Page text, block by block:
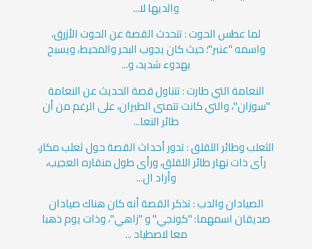
والديها لا...
لما عطس الحوت : تتحدث القصة عن الحوت الأزرق،
واسمه "عنبر"؛ حيث كان يجوب البحر والمحيط، ويسبح
بهدوء شديد، و...
النعامة التي طارت : تتناول قصة الحديث عن النعامة
"سوزان"، والتي كانت تتمنى الطيران، على الرغم من أن
طائر النعا...
الثعلب وطائر اللقلق : تدور أحداث القصة حول ثعلب مكار،
رأى ذات نهار طائر اللقلق، ورأى طول منقاره العجيب،
وأراد ال...
الصيادان والدب : تذكر القصة أنه كان هناك صيادان
صديقان اسمهما: "كونجي" و "زاهي"، وذات يوم ذهبا
معا لاصطياد ...